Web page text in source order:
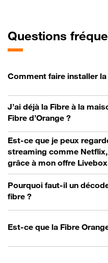
Questions
Comment faire installer
J’ai déjà la Fibre à la
Fibre d’Orange ?
Est-ce que je peux
streaming comme
grâce à mon offre
Pourquoi faut-il un
fibre ?
Est-ce que la Fibre